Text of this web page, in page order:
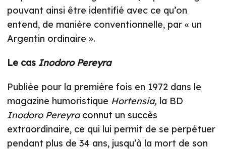
pouvant ainsi être identifié avec ce qu’on
entend, de manière conventionnelle, par « un
Argentin ordinaire ».
Le cas Inodoro Pereyra
Publiée pour la première fois en 1972 dans le
magazine humoristique Hortensia, la BD
Inodoro Pereyraconnut un succès
extraordinaire, ce qui lui permit de se perpétuer
pendant plus de 34 ans, jusqu’à la mort de son